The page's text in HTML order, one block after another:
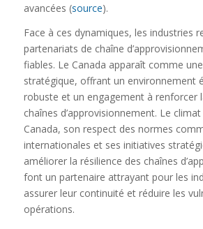
avancées (source).
Face à ces dynamiques, les industries
partenariats de chaîne
fiables. Le Canada apparaît comme
stratégique, offrant un environnement
robuste et un engagement à renforcer
chaînes d’approvisionnement. Le
Canada, son respect des normes
internationales et ses initiatives
améliorer la résilience des chaînes
font un partenaire attrayant pour les
assurer leur continuité et réduire les
opérations.